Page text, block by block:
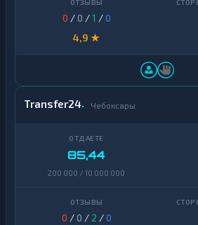
0 / 0 /1 /0
4,9 ★
Transfer24 Чебоксары
85,44
200 000 / 10 000 000
0 / 0 / 2 /0